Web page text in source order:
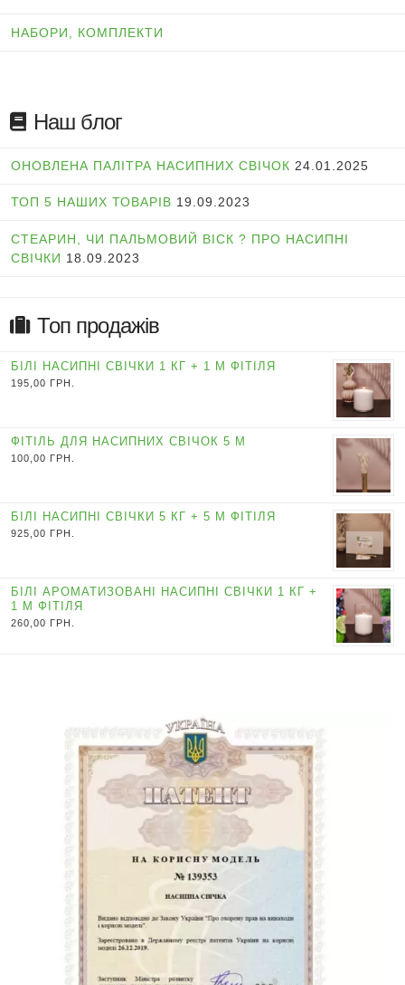
НАБОРИ, КОМПЛЕКТИ
Наш блог
ОНОВЛЕНА ПАЛІТРА НАСИПНИХ СВІЧОК 24.01.2025
ТОП 5 НАШИХ ТОВАРІВ 19.09.2023
СТЕАРИН, ЧИ ПАЛЬМОВИЙ ВІСК ? ПРО НАСИПНІ
СВІЧКИ 18.09.2023
Топ продажів
БІЛІ НАСИПНІ СВІЧКИ 1 КГ + 1 М ФІТІЛЯ
195,00 ГРН.
ФІТІЛЬ ДЛЯ НАСИПНИХ СВІЧОК 5 М
100,00 ГРН.
БІЛІ НАСИПНІ СВІЧКИ 5 КГ + 5 М ФІТІЛЯ
925,00 ГРН.
БІЛІ АРОМАТИЗОВАНІ НАСИПНІ СВІЧКИ 1 КГ +
1 М ФІТІЛЯ
260,00 ГРН.